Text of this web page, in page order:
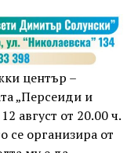
ще има мозъчна
Вечерта ще
български
– в парка,
център –
„Персеиди и
август от 20.00 ч.
се организира от